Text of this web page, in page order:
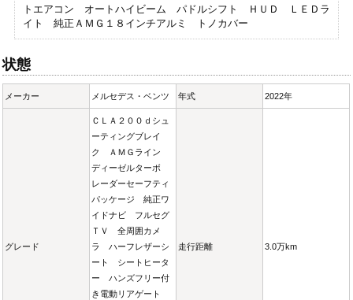
トエアコン オートハイビーム パドルシフト ＨＵＤ ＬＥＤラ
イト 純正ＡＭＧ１８インチアルミ トノカバー
状態
メーカー メルセデス・ベンツ 年式 2022年
グレード
ＣＬＡ２００ｄシュ
ーティングブレイ
ク ＡＭＧライン
ディーゼルターボ
レーダーセーフティ
パッケージ 純正ワ
イドナビ フルセグ
ＴＶ 全周囲カメ
ラ ハーフレザーシ
ート シートヒータ
ー ハンズフリー付
き電動リアゲート
走行距離 3.0万km